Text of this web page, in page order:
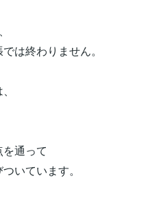
は終わりません。
通って
いています。